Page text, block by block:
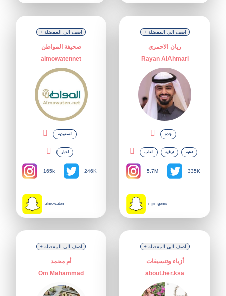
المشاهير
+ اضف الى المفضلة
صحيفة المواطن
almowatennet
السعودية
اخبار
165k 246K
almowaten
+ اضف الى المفضلة
ريان الاحمري
Rayan AlAhmari
جدة
العاب ترفيه تقنية
5.7M 335K
mjrmgems
+ اضف الى المفضلة
أم محمد
Om Mahammad
+ اضف الى المفضلة
أزياء وتنسيقات
about.her.ksa